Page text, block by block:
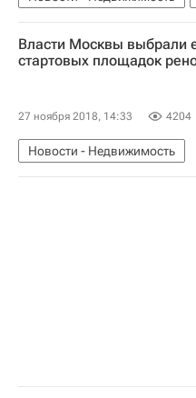
Российский аукционный
Аукцион
Продажа
Власти Москвы выбрали
стартовых площадок
27 ноября 2018, 14:33 4204
Новости - Недвижимость
Программа реновации в